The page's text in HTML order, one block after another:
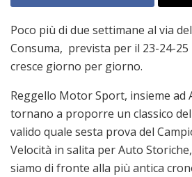
Poco più di due settimane al via
Consuma, prevista per il 23-24-25
cresce giorno per giorno.
Reggello Motor Sport, insieme ad
tornano a proporre un classico
valido quale sesta prova del
Velocità in salita per Auto
siamo di fronte alla più antica